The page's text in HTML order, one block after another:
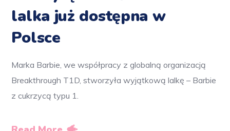
lalka już dostępna w
Polsce
Marka Barbie, we współpracy z globalną organizacją
Breakthrough T1D, stworzyła wyjątkową lalkę – Barbie
z cukrzycą typu 1.